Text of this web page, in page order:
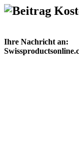
Ihre Nachricht an: